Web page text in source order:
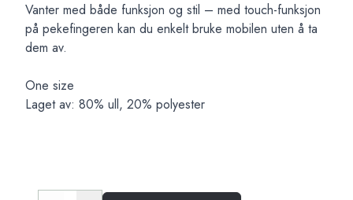
Vanter med både funksjon og stil – med touch-funksjon
på pekefingeren kan du enkelt bruke mobilen uten å ta
dem av.
One size
Laget av: 80% ull, 20% polyester